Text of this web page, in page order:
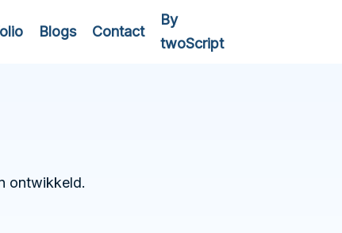
Blogs Contact
By
twoScript
ontwikkeld.